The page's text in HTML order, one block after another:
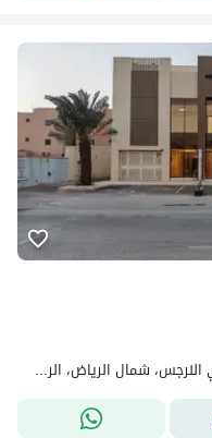
شارع الامير سعود ابن عبدالله ابن جلوي، حي النرجس، شمال الرياض، الرياض